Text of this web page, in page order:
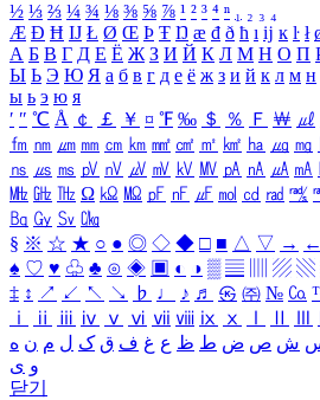
½ ⅓ ⅔ ¼ ¾ ⅛ ⅜ ⅝ ⅞ ¹ ² ³ ⁴ ⁿ ₁ ₂ ₃ ₄
Æ Ð Ħ Ĳ Ł Ø Œ Þ Ŧ Ŋ æ đ ð ħ ı ĳ ĸ ŀ ł
А Б В Г Д Е Ё Ж З И Й К Л М Н О П
Ы Ь Э Ю Я а б в г д е ё ж з и й к л м н
ы ь э ю я
′ ″ ℃ Å ￠ ￡ ￥ ¤ ℉ ‰ ＄ ％ Ｆ ￦ ㎕
㎙ ㎚ ㎛ ㎜ ㎝ ㎞ ㎟ ㎠ ㎡ ㎢ ㏊ ㎍ ㎎
㎱ ㎲ ㎳ ㎴ ㎵ ㎶ ㎷ ㎸ ㎹ ㎀ ㎁ ㎂ ㎃
㎒ ㎓ ㎔ Ω ㏀ ㏁ ㎊ ㎋ ㎌ ㏖ ㏅ ㎭ ㎮
㏃ ㏉ ㏜ ㏆
§ ※ ☆ ★ ○ ● ◎ ◇ ◆ □ ■ △ ▽ → ←
♠ ♡ ♥ ♧ ♣ ⊙ ◈ ▣ ◐ ◑ ▒ ▤ ▨ ▧
‡ ↕ ↗ ↙ ↖ ↘ ♭ ♩ ♪ ♬ ㉿ ㈜ № ㏇
ⅰ
ⅱ ⅲ ⅳ ⅴ ⅵ ⅶ ⅷ ⅸ ⅹ
ش ص ض ط ظ ع غ ف ق ک ل م ن ه
و ی
닫기